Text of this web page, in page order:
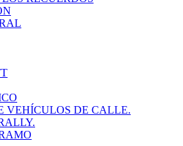
VEHÍCULOS DE CALLE.